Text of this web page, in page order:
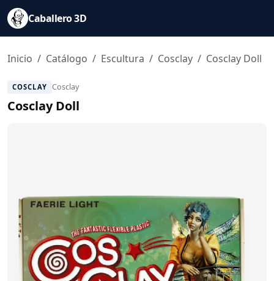
Saltar al contenido principal
Caballero 3D
Inicio Catálogo Escultura Cosclay Cosclay Doll
COSCLAY Cosclay
Cosclay Doll